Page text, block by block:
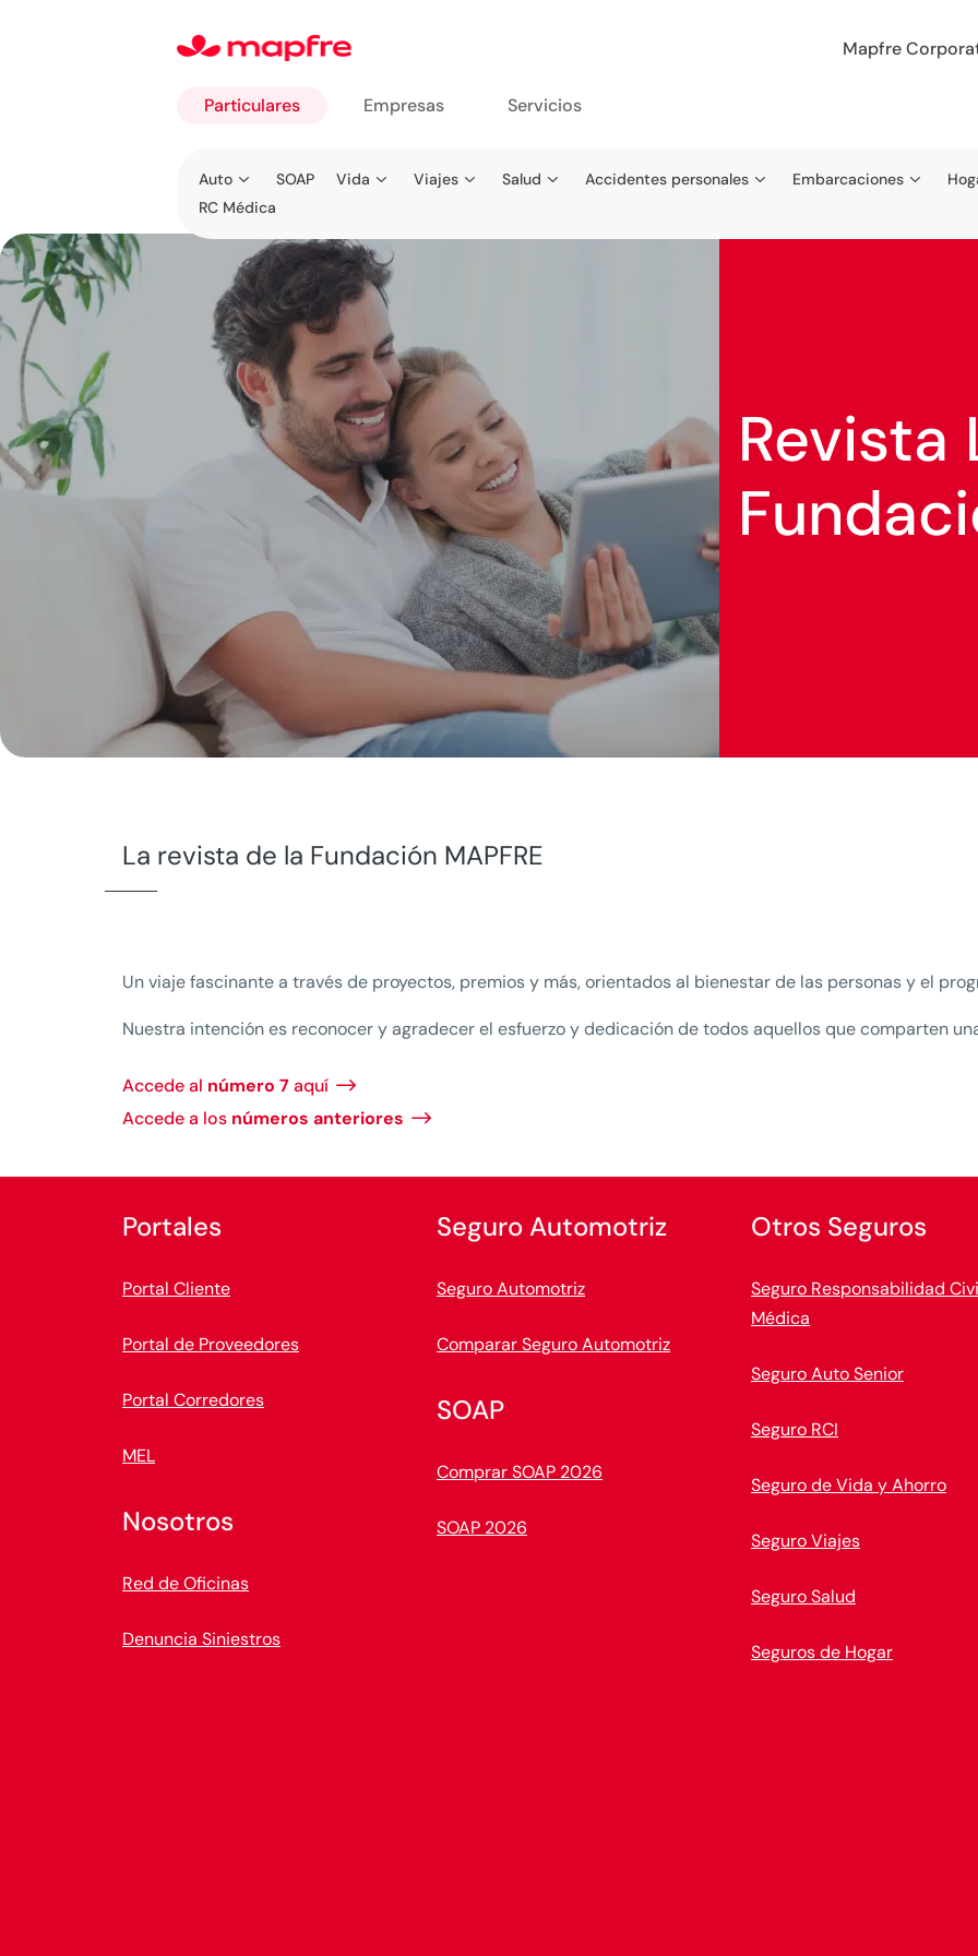
Mapfre
Particulares
Ir a
Particulares
Auto SOAP Vida Viajes Salud Accidentes personales Embarcaciones
RC Médica
Empresas Servicios
Revista
La revista de la Fundación MAPFRE
Un viaje fascinante a través de proyectos, premios y más, orientados al bienestar de las personas y el
Nuestra intención es reconocer y agradecer el esfuerzo y dedicación de todos aquellos que comparten
Accede al número 7aquí $
Accede a los números anteriores $
Portales
Portal Cliente
Portal de Proveedores
Portal Corredores
MEL
Nosotros
Red de Oficinas
Denuncia Siniestros
Seguro Automotriz
Seguro Automotriz
Comparar Seguro Automotriz
SOAP
Comprar SOAP 2026
SOAP 2026
Otros Seguros
Seguro Responsabilidad
Médica
Seguro Auto Senior
Seguro RCI
Seguro de Vida y Ahorro
Seguro Viajes
Seguro Salud
Seguros de Hogar